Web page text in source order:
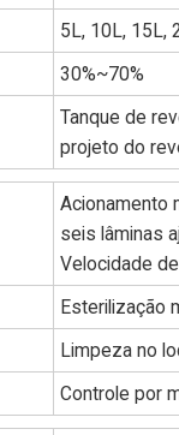
5L, 10L, 15L,
30%~70%
Tanque de
projeto do
Acionamento
seis lâminas
Velocidade
Esterilização
Limpeza no
Controle por